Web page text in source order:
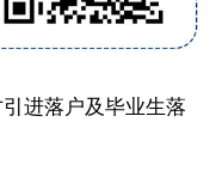
进落户及毕业生落